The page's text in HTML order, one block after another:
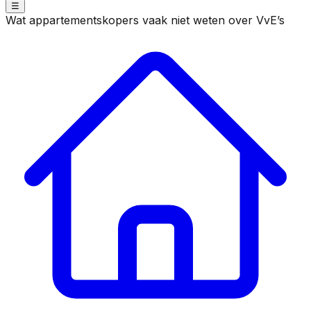
☰
Wat appartementskopers vaak niet weten over VvE’s